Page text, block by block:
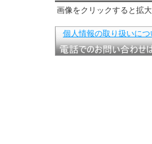
画像をクリックすると拡
個人情報の取り扱いにつ